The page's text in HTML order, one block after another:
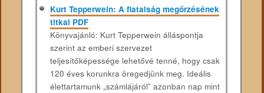
Kurt Tepperwein: A fiatalság megőrzésének
titkai PDF
Könyvajánló: Kurt Tepperwein álláspontja
szerint az emberi szervezet
teljesítőképessége lehetővé tenné, hogy csak
120 éves korunkra öregedjünk meg. Ideális
élettartamunk „számlájáról” azonban nap mint